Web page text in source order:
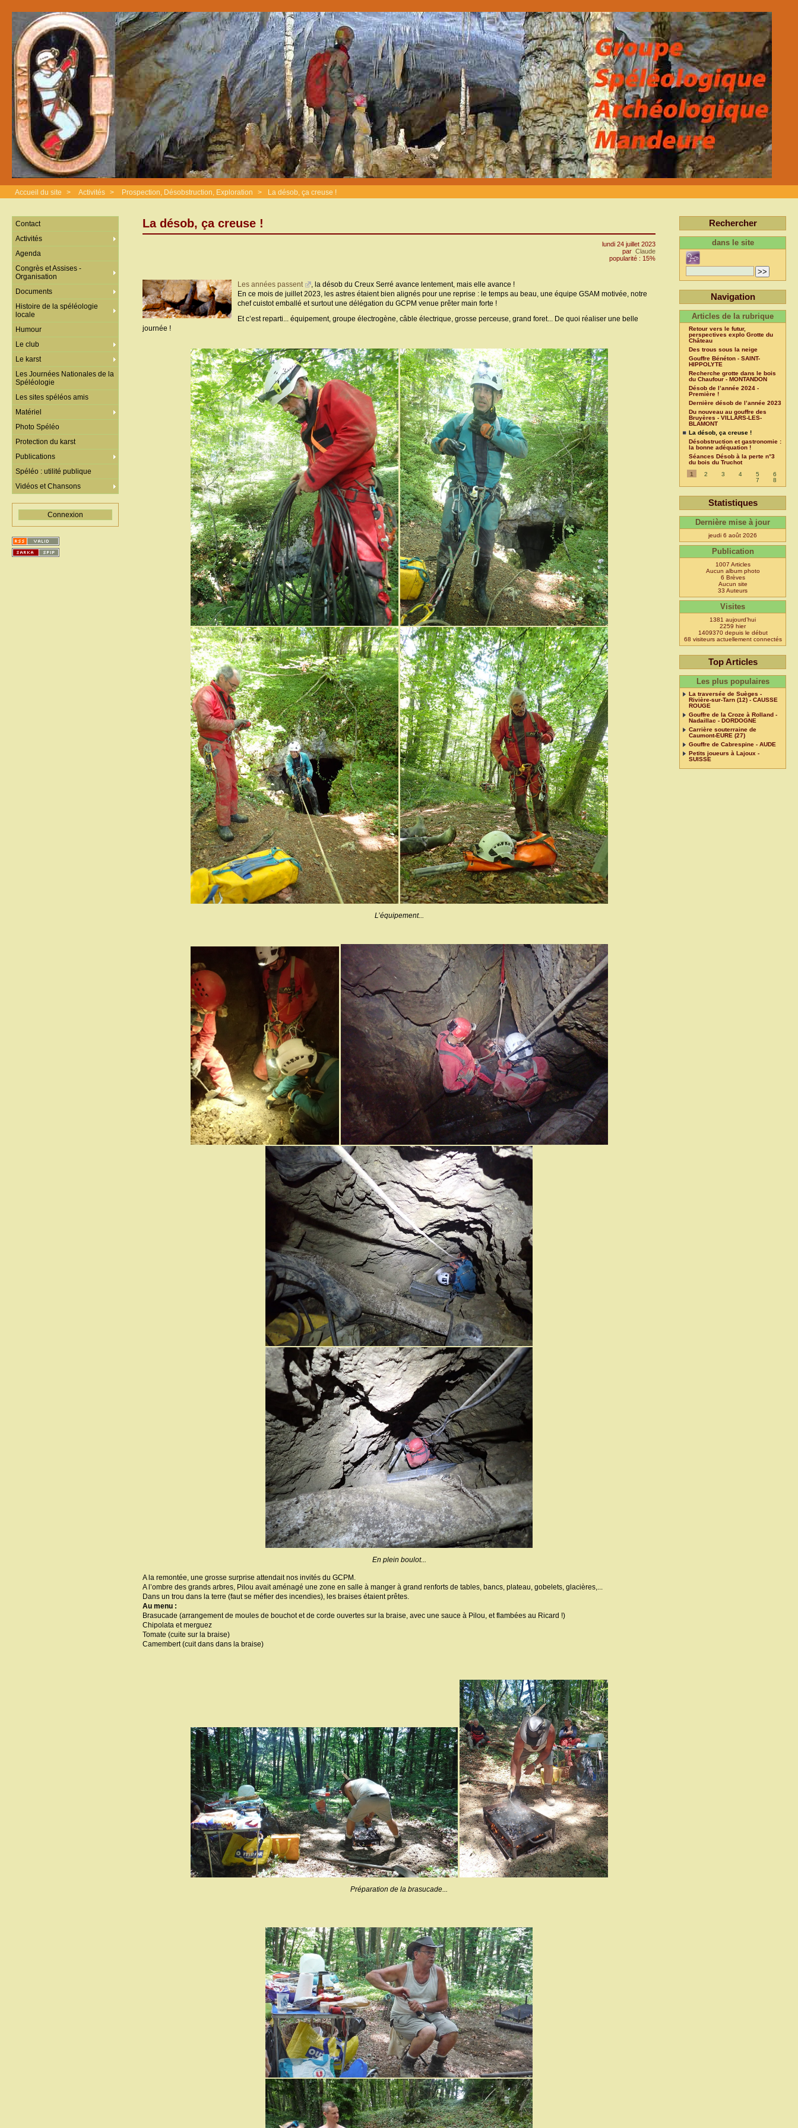
Accueil du site > Activités > Prospection, Désobstruction, Exploration > La désob, ça creuse !
La désob, ça creuse !
lundi 24 juillet 2023
par Claude
popularité : 15%
Les années passent
, la désob du Creux Serré avance lentement, mais elle avance !
En ce mois de juillet 2023, les astres étaient bien alignés pour une reprise : le temps au beau, une équipe GSAM motivée, notre
chef cuistot emballé et surtout une délégation du GCPM venue prêter main forte !
Et c’est reparti... équipement, groupe électrogène, câble électrique, grosse perceuse, grand foret... De quoi réaliser une belle
journée !
L’équipement...
En plein boulot...
A la remontée, une grosse surprise attendait nos invités du GCPM.
A l’ombre des grands arbres, Pilou avait aménagé une zone en salle à manger à grand renforts de tables, bancs, plateau, gobelets, glacières,...
Dans un trou dans la terre (faut se méfier des incendies), les braises étaient prêtes.
Au menu :
Brasucade (arrangement de moules de bouchot et de corde ouvertes sur la braise, avec une sauce à Pilou, et flambées au Ricard !)
Chipolata et merguez
Tomate (cuite sur la braise)
Camembert (cuit dans dans la braise)
Préparation de la brasucade...
Contact
Activités
Agenda
Congrès et Assises -
Organisation
Documents
Histoire de la spéléologie
locale
Humour
Le club
Le karst
Les Journées Nationales de la
Spéléologie
Les sites spéléos amis
Matériel
Photo Spéléo
Protection du karst
Publications
Spéléo : utilité publique
Vidéos et Chansons
Connexion
Rechercher
dans le site
Navigation
Articles de la rubrique
Retour vers le futur,
perspectives explo Grotte du
Château
Des trous sous la neige
Gouffre Bénéton - SAINT-
HIPPOLYTE
Recherche grotte dans le bois
du Chaufour - MONTANDON
Désob de l’année 2024 -
Première !
Dernière désob de l’année 2023
Du nouveau au gouffre des
Bruyères - VILLARS-LES-
BLAMONT
La désob, ça creuse !
Désobstruction et gastronomie :
la bonne adéquation !
Séances Désob à la perte n°3
du bois du Truchot
1
2 3 4 5
6
7
8
Statistiques
Dernière mise à jour
jeudi 6 août 2026
Publication
1007 Articles
Aucun album photo
6 Brèves
Aucun site
33 Auteurs
Visites
1381 aujourd’hui
2259 hier
1409370 depuis le début
68 visiteurs actuellement connectés
Top Articles
Les plus populaires
La traversée de Suèges -
Rivière-sur-Tarn (12) - CAUSSE
ROUGE
Gouffre de la Croze à Rolland -
Nadaillac - DORDOGNE
Carrière souterraine de
Caumont-EURE (27)
Gouffre de Cabrespine - AUDE
Petits joueurs à Lajoux -
SUISSE